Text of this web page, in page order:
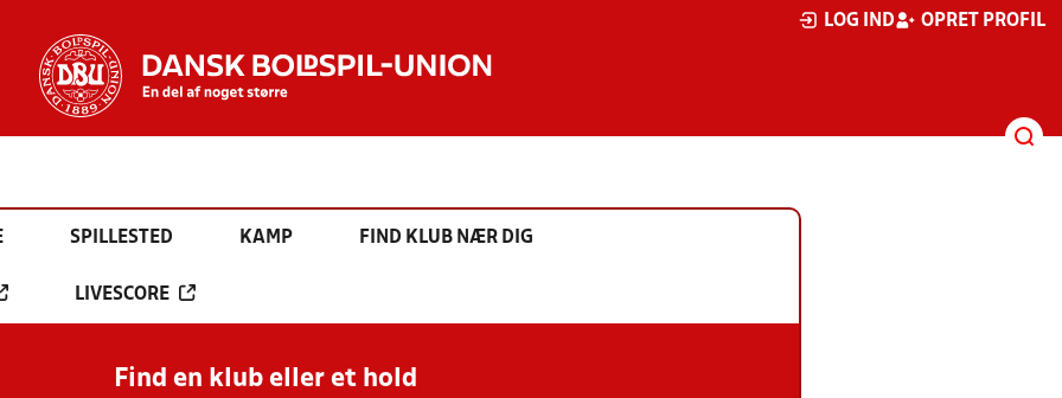
LOG IND OPRET PROFIL
SPILLESTED KAMP FIND KLUB NÆR DIG
LIVESCORE
Find en klub eller et hold